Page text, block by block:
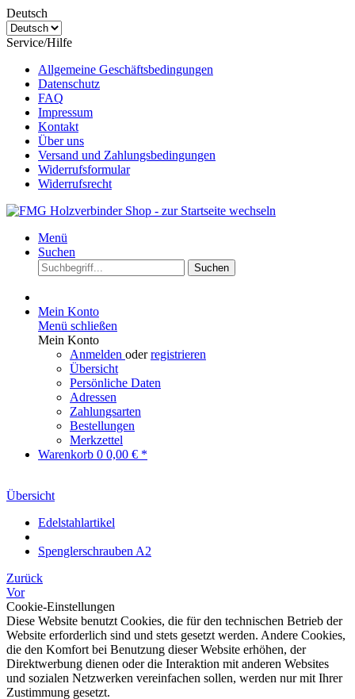
Deutsch
Service/Hilfe
Allgemeine Geschäftsbedingungen
Datenschutz
FAQ
Impressum
Kontakt
Über uns
Versand und Zahlungsbedingungen
Widerrufsformular
Widerrufsrecht
Menü
Suchen
Suchen
Mein Konto
Menü schließen
Mein Konto
Anmelden oderregistrieren
Übersicht
Persönliche Daten
Adressen
Zahlungsarten
Bestellungen
Merkzettel
Warenkorb 0 0,00 € *
Übersicht
Edelstahlartikel
Spenglerschrauben A2
Zurück
Vor
Cookie-Einstellungen
Diese Website benutzt Cookies, die für den technischen Betrieb der
Website erforderlich sind und stets gesetzt werden. Andere Cookies,
die den Komfort bei Benutzung dieser Website erhöhen, der
Direktwerbung dienen oder die Interaktion mit anderen Websites
und sozialen Netzwerken vereinfachen sollen, werden nur mit Ihrer
Zustimmung gesetzt.